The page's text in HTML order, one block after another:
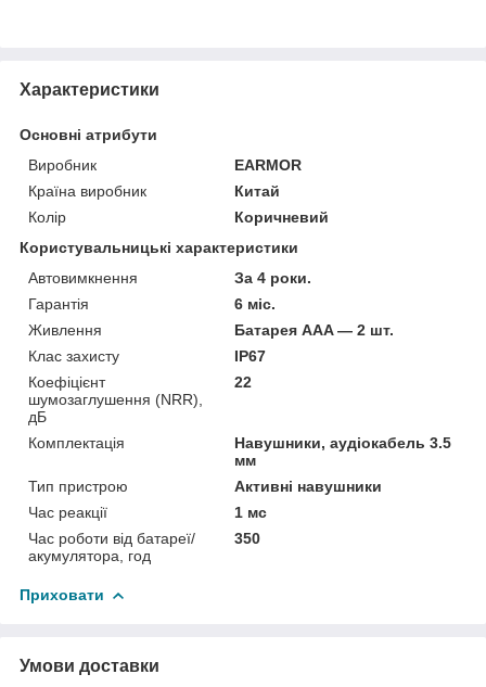
Характеристики
Основні атрибути
Виробник
EARMOR
Країна виробник
Китай
Колір
Коричневий
Користувальницькі характеристики
Автовимкнення
За 4 роки.
Гарантія
6 міс.
Живлення
Батарея AAA — 2 шт.
Клас захисту
IP67
Коефіцієнт
шумозаглушення (NRR),
дБ
22
Комплектація
Навушники, аудіокабель 3.5
мм
Тип пристрою
Активні навушники
Час реакції
1 мс
Час роботи від батареї/
акумулятора, год
350
Приховати
Умови доставки